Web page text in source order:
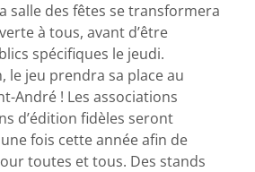
salle des fêtes se transformera
à tous, avant d’être
spécifiques le jeudi.
le jeu prendra sa place au
André ! Les associations
d’édition fidèles seront
fois cette année afin de
toutes et tous. Des stands